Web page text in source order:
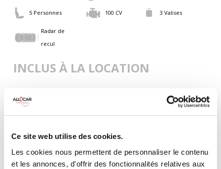
Ce site web utilise des cookies.
Les cookies nous permettent de personnaliser le contenu
et les annonces, d'offrir des fonctionnalités relatives aux
5 Personnes 100 CV 3 Valises
Radar de
recul
INCLUS À LA LOCATION
Killométrage illimité
CONDITIONS DE LOCATION